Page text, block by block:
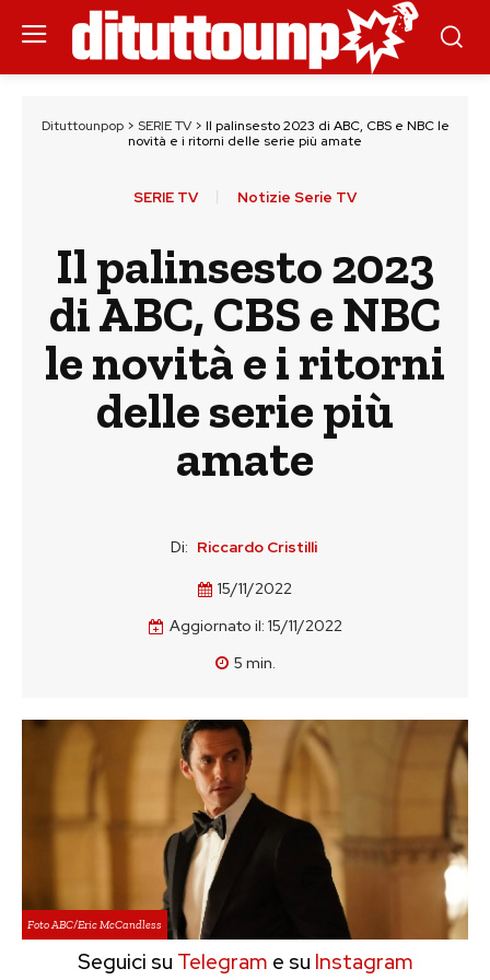
Dituttounpop> SERIE TV> Il palinsesto 2023 di ABC, CBS e NBC le
novità e i ritorni delle serie più amate
SERIE TV Notizie Serie TV
Il palinsesto 2023
di ABC, CBS e NBC
le novità e i ritorni
delle serie più
amate
Di: Riccardo Cristilli
15/11/2022
Aggiornato il: 15/11/2022
5 min.
Foto ABC/Eric McCandless
Seguici su Telegram e su Instagram